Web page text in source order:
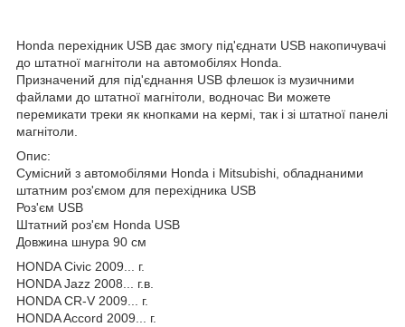
Honda перехідник USB дає змогу під'єднати USB накопичувачі
до штатної магнітоли на автомобілях Honda.
Призначений для під'єднання USB флешок із музичними
файлами до штатної магнітоли, водночас Ви можете
перемикати треки як кнопками на кермі, так і зі штатної панелі
магнітоли.
Опис:
Сумісний з автомобілями Honda і Mitsubishi, обладнаними
штатним роз'ємом для перехідника USB
Роз'єм USB
Штатний роз'єм Honda USB
Довжина шнура 90 см
HONDA Civic 2009... г.
HONDA Jazz 2008... г.в.
HONDA CR-V 2009... г.
HONDA Accord 2009... г.